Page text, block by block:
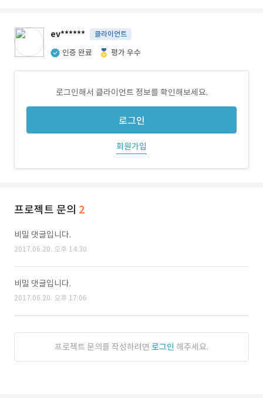
ev****** 클라이언트
인증 완료 평가 우수
로그인해서 클라이언트 정보를 확인해보세요.
로그인
회원가입
프로젝트 문의 2
비밀 댓글입니다.
2017.06.20. 오후 14:30
비밀 댓글입니다.
2017.06.20. 오후 17:06
프로젝트 문의를 작성하려면 로그인 해주세요.